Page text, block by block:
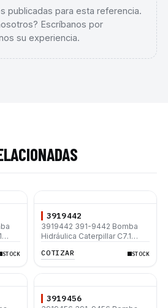
publicadas para esta referencia.
Escríbanos por
su experiencia.
STOCK
3919442
3919442 391-9442 Bomba
Hidráulica Caterpillar C7.1
320D L 330D2 L 330D2
COTIZAR STOCK
3919456